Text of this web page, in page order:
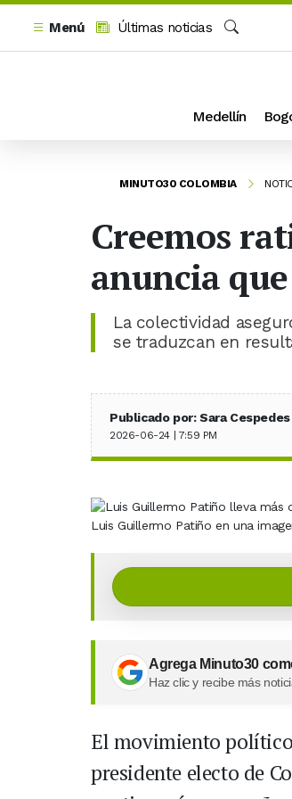
Menú
Últimas noticias
Buscar
Medellín
MINUTO30 COLOMBIA
Creemos
anuncia
La colectividad
se traduzcan en
Publicado por: Sara Cespedes
2026-06-24 | 7:59 PM
Luis Guillermo Patiño en una
Agrega Minuto30
Haz clic y recibe más
El movimiento
presidente electo de